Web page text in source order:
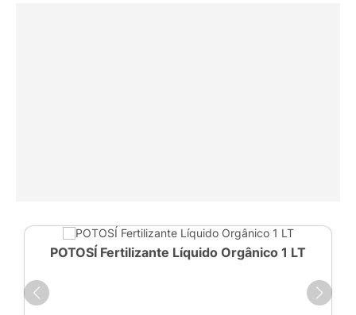
POTOSÍ Fertilizante Líquido Orgânico 1 LT